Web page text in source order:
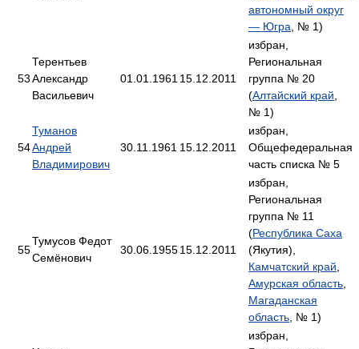
автономный округ
— Югра , № 1)
53
Терентьев
Александр
Васильевич
01.01.1961 15.12.2011
избран,
Региональная
группа № 20
(Алтайский край
№ 1)
54
Туманов
Андрей
Владимирович
30.11.1961 15.12.2011
избран,
Общефедеральная
часть списка № 5
55
Тумусов Федот
Семёнович
30.06.195515.12.2011
избран,
Региональная
группа № 11
(Республика Саха
(Якутия),
Камчатский край
Амурская область
Магаданская
область , № 1)
избран,